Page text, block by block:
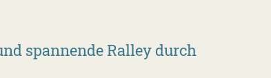
spannende Ralley durch